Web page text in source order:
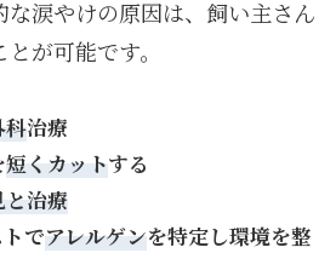
な涙やけの原因は、飼い主さん
が可能です。
科治療
短くカットする
と治療
でアレルゲンを特定し環境を整